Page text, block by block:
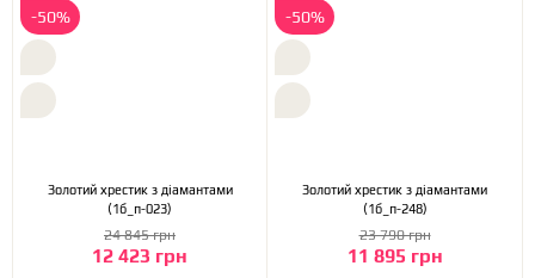
-50%
Золотий хрестик з діамантами
(1б_п-023)
12 423 грн
24 845 грн
-50%
Золотий хрестик з діамантами
(1б_п-248)
11 895 грн
23 790 грн